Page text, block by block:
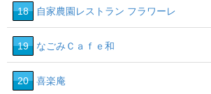
18 自家農園レストラン フラワーレ
19 なごみＣａｆｅ和
20 喜楽庵